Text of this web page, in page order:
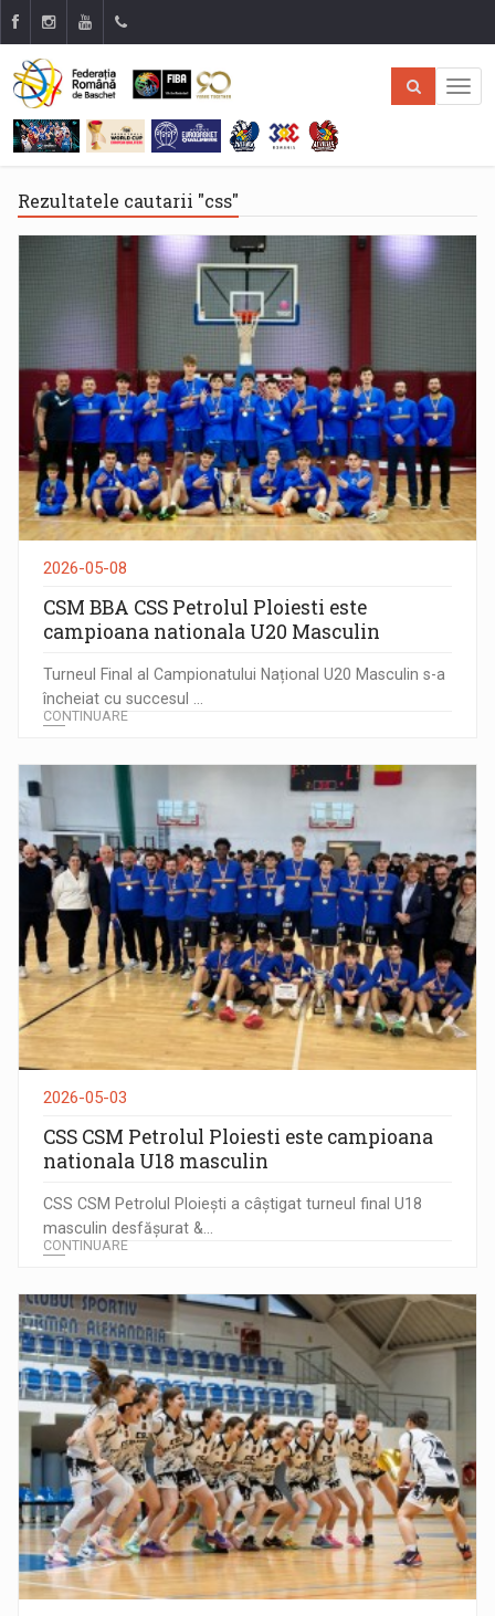
Rezultatele cautarii "css"
2026-05-08
CSM BBA CSS Petrolul Ploiesti este
campioana nationala U20 Masculin
Turneul Final al Campionatului Național U20 Masculin s-a
încheiat cu succesul ...
CONTINUARE
2026-05-03
CSS CSM Petrolul Ploiesti este campioana
nationala U18 masculin
CSS CSM Petrolul Ploiești a câștigat turneul final U18
masculin desfășurat &...
CONTINUARE